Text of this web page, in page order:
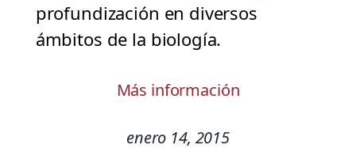
profundización en diversos
ámbitos de la biología.
Más información
enero 14, 2015